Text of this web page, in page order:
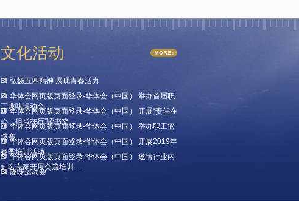
文化活动
弘扬五四精神 展现青春活力
华体会网页版页面登录-华体会（中国） 举办首届职
工趣味运动会…
华体会网页版页面登录-华体会（中国） 开展“责任在
心、担当在行”读书交…
华体会网页版页面登录-华体会（中国） 举办职工篮
球赛
华体会网页版页面登录-华体会（中国） 开展2019年
春季培训活动…
华体会网页版页面登录-华体会（中国） 邀请行业内
知名专家开展交流培训…
趣味运动会